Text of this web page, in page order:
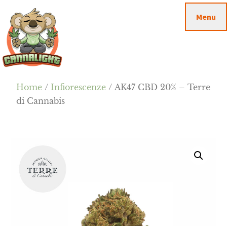
contenuto
principale
alla
barra
laterale
primaria
footer
Cannalight.it
Menu
Home / Infiorescenze / AK47 CBD 20% – Terre
di Cannabis